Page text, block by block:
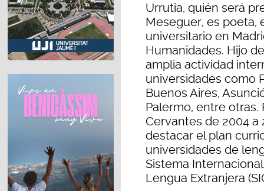
Urrutia, quién será
Meseguer, es poeta,
universitario en
Humanidades. Hijo
amplia actividad
universidades como
Buenos Aires,
Palermo, entre
Cervantes de 2004 a
destacar el plan
universidades de
Sistema
Lengua Extranjera